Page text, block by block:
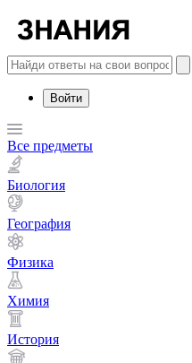
Войти
Все предметы
Биология
География
Физика
Химия
История